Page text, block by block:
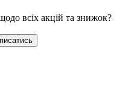
всіх акцій та знижок?